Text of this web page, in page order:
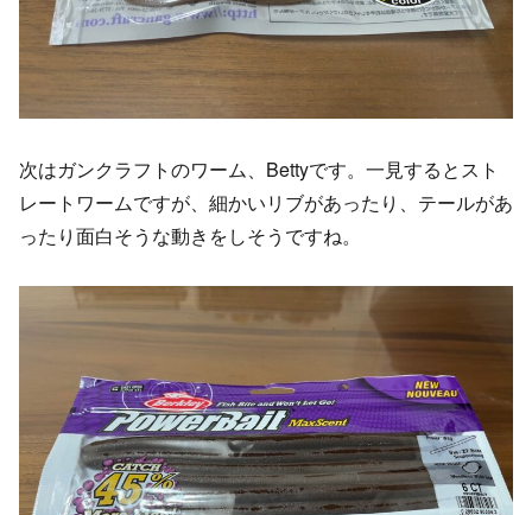
次はガンクラフトのワーム、Bettyです。一見するとスト
レートワームですが、細かいリブがあったり、テールがあ
ったり面白そうな動きをしそうですね。